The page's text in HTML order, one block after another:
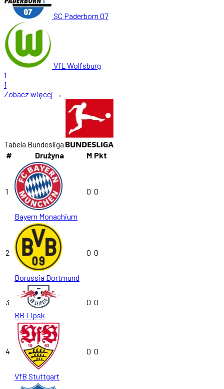
SC Paderborn 07
VfL Wolfsburg
1
1
Zobacz więcej →
Tabela Bundesliga
#
Drużyna M Pkt
1
Bayern Monachium
0 0
2
Borussia Dortmund
0 0
3
RB Lipsk
0 0
4
VfB Stuttgart
0 0